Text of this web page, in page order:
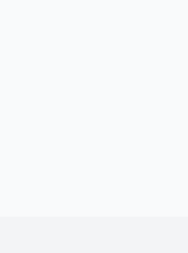
獨資或一般合夥